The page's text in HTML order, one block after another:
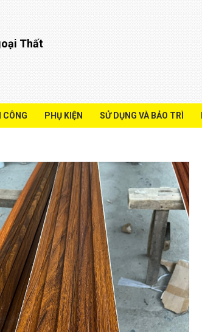
Thất
CÔNG PHỤ KIỆN SỬ DỤNG VÀ BẢO TRÌ